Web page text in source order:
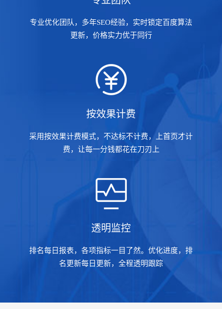
专业优化团队，多年SEO经验，实时锁定百度算法
更新，价格实力优于同行
按效果计费
采用按效果计费模式，不达标不计费，上首页才计
费，让每一分钱都花在刀刃上
透明监控
排名每日报表，各项指标一目了然。优化进度，排
名更新每日更新，全程透明跟踪